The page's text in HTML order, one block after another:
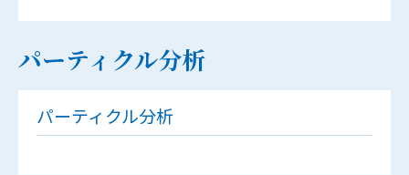
パーティクル分析
パーティクル分析